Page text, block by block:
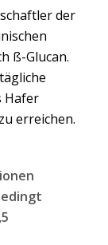
der
ß-Glucan.
Hafer
erreichen.